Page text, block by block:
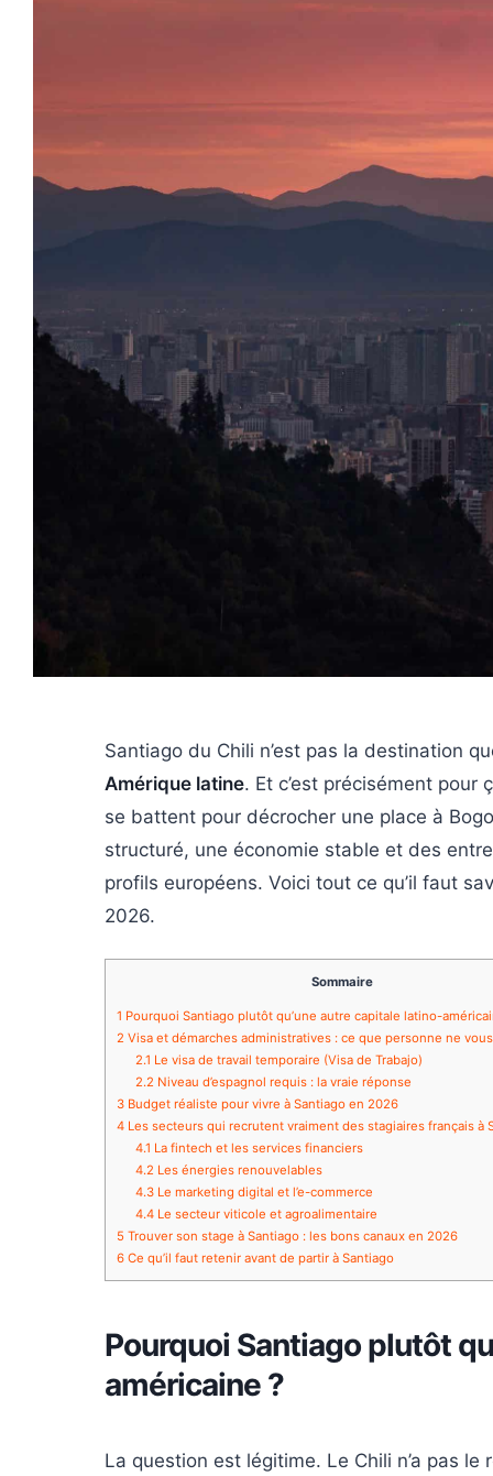
Santiago du Chili n’est pas la destination
Amérique latine. Et c’est précisément
se battent pour décrocher une place à
structuré, une économie stable et des
profils européens. Voici tout ce qu’il faut
2026.
Sommaire
1 Pourquoi Santiago plutôt qu’une autre capitale latino-
2 Visa et démarches administratives : ce que personne ne
2.1 Le visa de travail temporaire (Visa de Trabajo)
2.2 Niveau d’espagnol requis : la vraie réponse
3 Budget réaliste pour vivre à Santiago en 2026
4 Les secteurs qui recrutent vraiment des stagiaires français à
4.1 La fintech et les services financiers
4.2 Les énergies renouvelables
4.3 Le marketing digital et l’e-commerce
4.4 Le secteur viticole et agroalimentaire
5 Trouver son stage à Santiago : les bons canaux en 2026
6 Ce qu’il faut retenir avant de partir à Santiago
Pourquoi Santiago plutôt
américaine ?
La question est légitime. Le Chili n’a pas